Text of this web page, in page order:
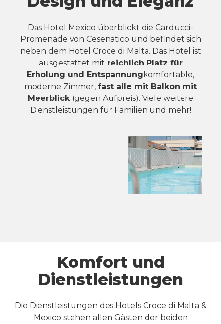
Das Hotel Mexico überblickt die Carducci-
Promenade von Cesenatico und befindet sich
neben dem Hotel Croce di Malta. Das Hotel ist
ausgestattet mit reichlich Platz für
Erholung und Entspannung komfortable,
moderne Zimmer, fast alle mit Balkon mit
Meerblick (gegen Aufpreis). Viele weitere
Dienstleistungen für Familien und mehr!
Komfort und
Dienstleistungen
Die Dienstleistungen des Hotels Croce di Malta &
Mexico stehen allen Gästen der beiden